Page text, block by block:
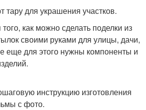
тару для украшения участков.
как можно сделать поделки из
своими руками для улицы, дачи,
еще для этого нужны компоненты и
инструкцию изготовления
с фото.